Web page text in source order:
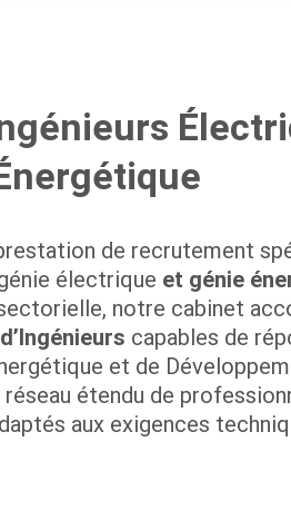
de recrutement
électrique et génie
notre cabinet
capables de
et de
étendu de
aux exigences